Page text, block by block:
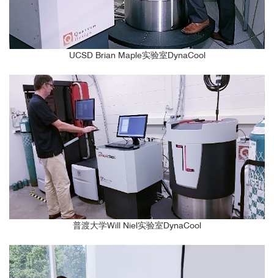
UCSD Brian Maple实验室DynaCool
普渡大学Will Niel实验室DynaCool